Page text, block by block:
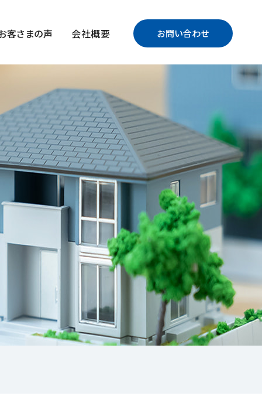
お問い合わせ
客さまの声 会社概要